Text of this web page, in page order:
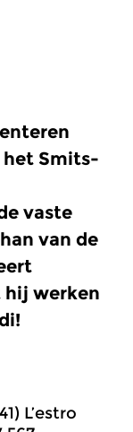
Smits-
vaste
van de
hij werken
L’estro